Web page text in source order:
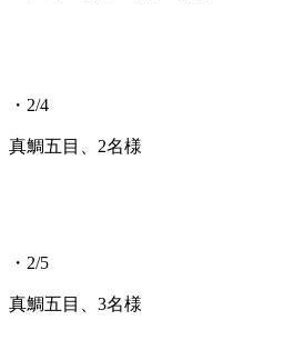
・2/4
真鯛五目、2名様
・2/5
真鯛五目、3名様